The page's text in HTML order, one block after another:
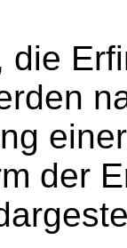
die
der